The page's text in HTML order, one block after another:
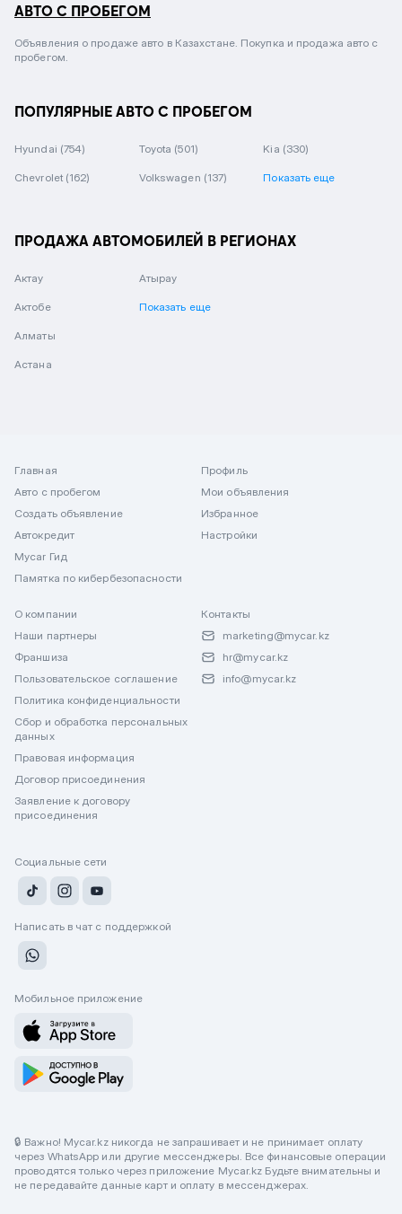
АВТО С ПРОБЕГОМ
Объявления о продаже авто в Казахстане. Покупка и продажа авто с
пробегом.
ПОПУЛЯРНЫЕ АВТО С ПРОБЕГОМ
Hyundai (754) Toyota (501) Kia (330)
Chevrolet (162) Volkswagen (137) Показать еще
ПРОДАЖА АВТОМОБИЛЕЙ В РЕГИОНАХ
Актау
Актобе
Алматы
Астана
Атырау
Показать еще
Главная
Авто с пробегом
Создать объявление
Автокредит
Mycar Гид
Памятка по кибербезопасности
Профиль
Мои объявления
Избранное
Настройки
О компании
Наши партнеры
Франшиза
Пользовательское соглашение
Политика конфиденциальности
Сбор и обработка персональных
данных
Правовая информация
Договор присоединения
Заявление к договору
присоединения
Контакты
marketing@mycar.kz
hr@mycar.kz
info@mycar.kz
Социальные сети
Написать в чат с поддержкой
Мобильное приложение
🔒 Важно! Mycar.kz никогда не запрашивает и не принимает оплату
через WhatsApp или другие мессенджеры. Все финансовые операции
проводятся только через приложение Mycar.kz Будьте внимательны и
не передавайте данные карт и оплату в мессенджерах.